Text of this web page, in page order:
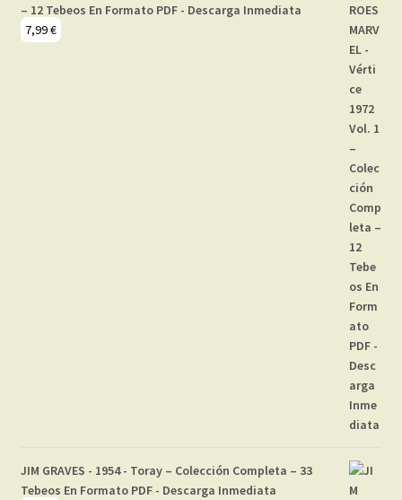
– 12 Tebeos En Formato PDF - Descarga Inmediata
7,99€
JIM GRAVES - 1954 - Toray – Colección Completa – 33
Tebeos En Formato PDF - Descarga Inmediata